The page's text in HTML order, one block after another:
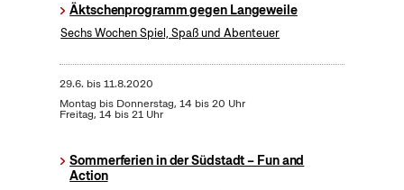
Äktschenprogramm gegen Langeweile
Sechs Wochen Spiel, Spaß und Abenteuer
29.6. bis11.8.2020
Montag bis Donnerstag, 14 bis 20 Uhr
Freitag, 14 bis 21 Uhr
Sommerferien in der Südstadt – Fun and
Action